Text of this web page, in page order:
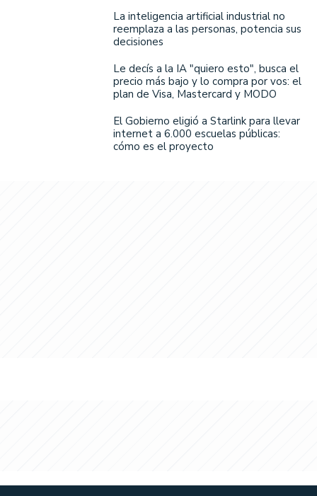
La inteligencia artificial industrial no
reemplaza a las personas, potencia sus
decisiones
Le decís a la IA "quiero esto", busca el
precio más bajo y lo compra por vos: el
plan de Visa, Mastercard y MODO
El Gobierno eligió a Starlink para llevar
internet a 6.000 escuelas públicas:
cómo es el proyecto